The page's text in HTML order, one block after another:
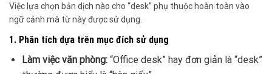
Việc lựa chọn bản dịch nào cho “desk” phụ thuộc hoàn toàn vào
ngữ cảnh mà từ này được sử dụng.
1. Phân tích dựa trên mục đích sử dụng
Làm việc văn phòng:“Office desk” hay đơn giản là “desk”